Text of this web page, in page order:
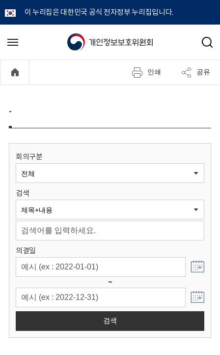
이 누리집은 대한민국 공식 전자정부 누리집입니다.
개
정
보
원
회
메
기
검
인쇄 공유
-
회의구분
검색
의결일
~
검색